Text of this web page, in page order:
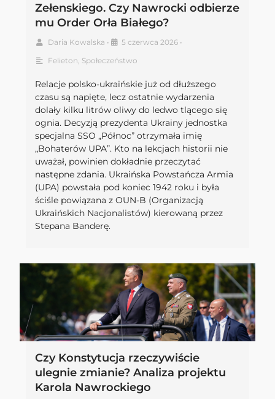
Zełenskiego. Czy Nawrocki odbierze
mu Order Orła Białego?
Daria Kowalska • 5 czerwca 2026 •
Felieton Społeczeństwo
Relacje polsko-ukraińskie już od dłuższego
czasu są napięte, lecz ostatnie wydarzenia
dolały kilku litrów oliwy do ledwo tlącego się
ognia. Decyzją prezydenta Ukrainy jednostka
specjalna SSO „Północ” otrzymała imię
„Bohaterów UPA”. Kto na lekcjach historii nie
uważał, powinien dokładnie przeczytać
następne zdania. Ukraińska Powstańcza Armia
(UPA) powstała pod koniec 1942 roku i była
ściśle powiązana z OUN-B (Organizacją
Ukraińskich Nacjonalistów) kierowaną przez
Stepana Banderę.
Czy Konstytucja rzeczywiście
ulegnie zmianie? Analiza projektu
Karola Nawrockiego